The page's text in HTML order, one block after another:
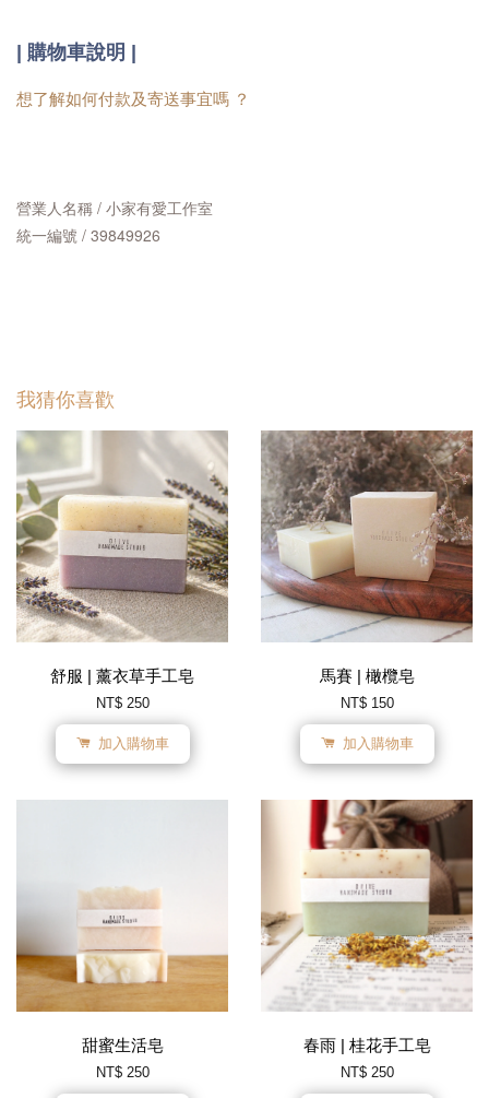
| 購物車說明 |
想了解如何付款及寄送事宜嗎 ？
營業人名稱 / 小家有愛工作室
統一編號 / 39849926
我猜你喜歡
舒服 | 薰衣草手工皂
NT$ 250
加入購物車
馬賽 | 橄欖皂
NT$ 150
加入購物車
甜蜜生活皂
NT$ 250
春雨 | 桂花手工皂
NT$ 250